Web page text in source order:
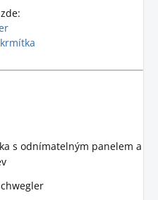
s odnímatelným panelem a